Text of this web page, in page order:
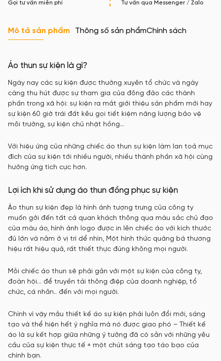
Gọi tư vấn miễn phí Tư vấn qua Messenger / Zalo
Mô tả sản phẩm Thông số sản phẩmChính sách
Áo thun sự kiện là gì?
Ngày nay các sự kiện được thường xuyên tổ chức và ngày
càng thu hút được sự tham gia của đông đảo các thành
phần trong xã hội: sự kiện ra mắt giới thiệu sản phẩm mới hay
sự kiện 60 giờ trái đất kêu gọi tiết kiệm năng lượng bảo vệ
môi trường, sự kiện chủ nhật hồng…
Với hiệu ứng của những chiếc áo thun sự kiện làm lan toả mục
đích của sự kiện tới nhiều người, nhiều thành phần xã hội cùng
hưởng ứng tích cực hơn.
Lợi ích khi sử dụng áo thun đồng phục sự kiện
Áo thun sự kiện đẹp là hình ảnh tượng trưng của công ty
muốn gởi đến tất cả quan khách thông qua màu sắc chủ đạo
của màu áo, hình ảnh logo được in lên chiếc áo với kích thước
đủ lớn và nằm ở vị trí dể nhìn, Một hình thức quảng bá thương
hiệu rất hiệu quả, rất thiết thực đúng không mọi người.
Mỗi chiếc áo thun sẽ phải gắn với một sự kiện của công ty,
đoàn hội… để truyền tải thông điệp của doanh nghiệp, tổ
chức, cá nhân.. đến với mọi người.
Chính vì vậy mẫu thiết kế áo sự kiện phải luôn đổi mới, sáng
tạo và thể hiện hết ý nghĩa mà nó được giao phó – Thiết kế
áo là sự kết hợp giữa những ý tưởng đã có sẵn với những yêu
cầu của sự kiện thực tế + một chút sáng tạo táo bạo của
chính bạn.